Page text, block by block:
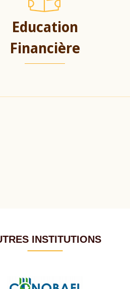
Education
Financière
INSTITUTIONS